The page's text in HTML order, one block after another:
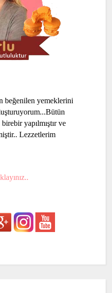
beğenilen yemeklerini
yapılmıştır ve
Lezzetlerim